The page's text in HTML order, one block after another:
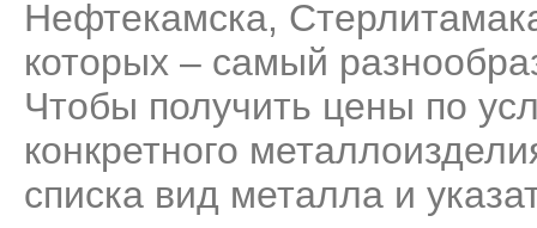
Нефтекамска,
которых – самый
Чтобы получить цены по
конкретного
списка вид металла и